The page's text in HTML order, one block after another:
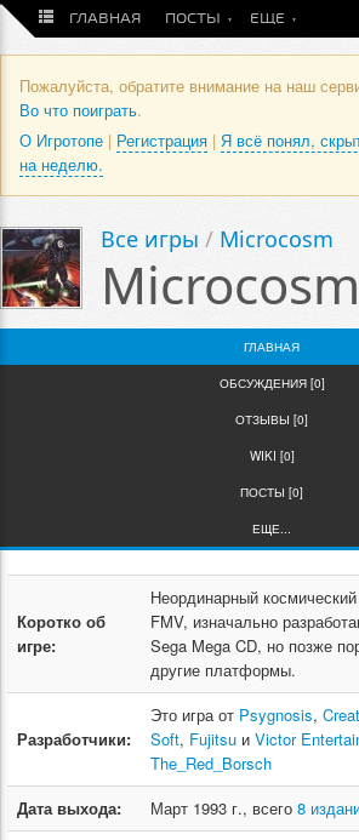
ГЛАВНАЯ ПОСТЫ ЕЩЕ
Пожалуйста, обратите внимание на наш
Во что поиграть.
О Игротопе | Регистрация | Я всё понял,
на неделю.
Все игры / Microcosm
Microcosm
ГЛАВНАЯ
ОБСУЖДЕНИЯ [0]
ОТЗЫВЫ [0]
WIKI [0]
ПОСТЫ [0]
ЕЩЕ...
Коротко об
игре:
Неординарный
FMV, изначально
Sega Mega CD, но позже
другие платформы.
Разработчики:
Это игра от Psygnosis,
Soft, Fujitsu и Victor
The_Red_Borsch
Дата выхода:
Март 1993 г., всего 8